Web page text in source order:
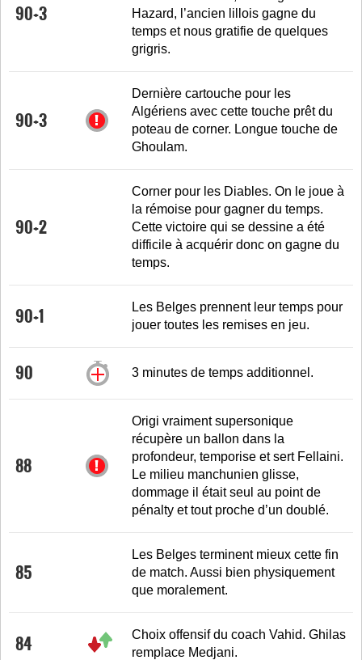
90+3
Hazard, l’ancien lillois gagne du
temps et nous gratifie de quelques
grigris.
90+3
Dernière cartouche pour les
Algériens avec cette touche prêt du
poteau de corner. Longue touche de
Ghoulam.
90+2
Corner pour les Diables. On le joue à
la rémoise pour gagner du temps.
Cette victoire qui se dessine a été
difficile à acquérir donc on gagne du
temps.
90+1
Les Belges prennent leur temps pour
jouer toutes les remises en jeu.
90 3 minutes de temps additionnel.
88
Origi vraiment supersonique
récupère un ballon dans la
profondeur, temporise et sert Fellaini.
Le milieu manchunien glisse,
dommage il était seul au point de
pénalty et tout proche d’un doublé.
85
Les Belges terminent mieux cette fin
de match. Aussi bien physiquement
que moralement.
84
Choix offensif du coach Vahid. Ghilas
remplace Medjani.